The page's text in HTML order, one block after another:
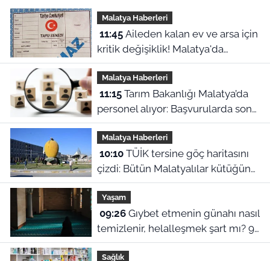
Malatya Haberleri
11:45Aileden kalan ev ve arsa için
kritik değişiklik! Malatya'da
mirasçılar ne yapacak?
Malatya Haberleri
11:15Tarım Bakanlığı Malatya’da
personel alıyor: Başvurularda son
gün bugün!
Malatya Haberleri
10:10TÜİK tersine göç haritasını
çizdi: Bütün Malatyalılar kütüğüne
dönse Doğu’nun megakenti
oluyor!
Yaşam
09:26Gıybet etmenin günahı nasıl
temizlenir, helalleşmek şart mı? 9
Ağustos Malatya ezan vakitleri
Sağlık